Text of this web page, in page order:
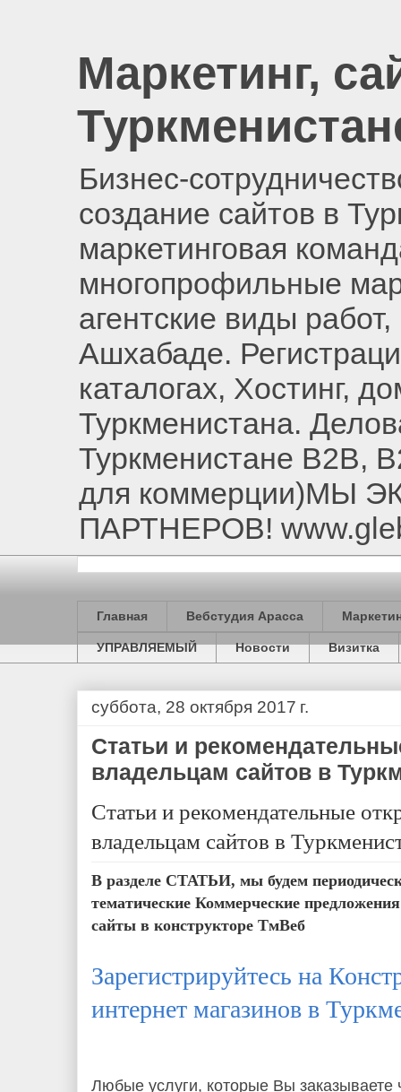
Маркетинг,
Бизнес-
создание сайтов в
маркетинговая
многопрофильные
агентские виды
Ашхабаде.
каталогах, Хостинг,
Туркменистана.
Туркменистане B2B,
для коммерции)МЫ
ПАРТНЕРОВ!
Главная Вебстудия Арасса
УПРАВЛЯЕМЫЙ Новости Визитка
суббота, 28 октября 2017 г.
Статьи и
владельцам сайтов в
Статьи и рекомендательные
владельцам сайтов в
В разделе СТАТЬИ, мы будем
тематические Коммерческие
сайты в конструкторе ТмВеб
Зарегистрируйтесь на
интернет магазинов в
Любые услуги, которые Вы заказываете